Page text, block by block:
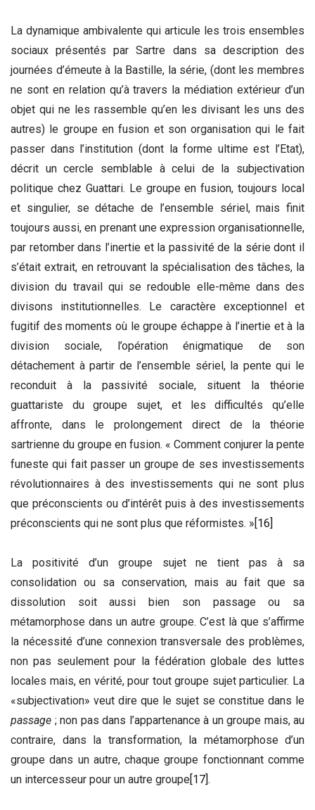
La dynamique ambivalente qui articule les trois ensembles
sociaux présentés par Sartre dans sa description des
journées d’émeute à la Bastille, la série, (dont les membres
ne sont en relation qu’à travers la médiation extérieur d’un
objet qui ne les rassemble qu’en les divisant les uns des
autres) le groupe en fusion et son organisation qui le fait
passer dans l’institution (dont la forme ultime est l’Etat),
décrit un cercle semblable à celui de la subjectivation
politique chez Guattari. Le groupe en fusion, toujours local
et singulier, se détache de l’ensemble sériel, mais finit
toujours aussi, en prenant une expression organisationnelle,
par retomber dans l’inertie et la passivité de la série dont il
s’était extrait, en retrouvant la spécialisation des tâches, la
division du travail qui se redouble elle-même dans des
divisons institutionnelles. Le caractère exceptionnel et
fugitif des moments où le groupe échappe à l’inertie et à la
division sociale, l’opération énigmatique de son
détachement à partir de l’ensemble sériel, la pente qui le
reconduit à la passivité sociale, situent la théorie
guattariste du groupe sujet, et les difficultés qu’elle
affronte, dans le prolongement direct de la théorie
sartrienne du groupe en fusion. « Comment conjurer la pente
funeste qui fait passer un groupe de ses investissements
révolutionnaires à des investissements qui ne sont plus
que préconscients ou d’intérêt puis à des investissements
préconscients qui ne sont plus que réformistes. » [16]
La positivité d’un groupe sujet ne tient pas à sa
consolidation ou sa conservation, mais au fait que sa
dissolution soit aussi bien son passage ou sa
métamorphose dans un autre groupe. C’est là que s’affirme
la nécessité d’une connexion transversale des problèmes,
non pas seulement pour la fédération globale des luttes
locales mais, en vérité, pour tout groupe sujet particulier. La
«subjectivation» veut dire que le sujet se constitue dans le
passage ; non pas dans l’appartenance à un groupe mais, au
contraire, dans la transformation, la métamorphose d’un
groupe dans un autre, chaque groupe fonctionnant comme
un intercesseur pour un autre groupe[17].